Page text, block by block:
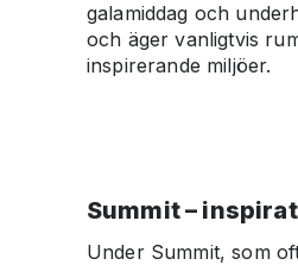
galamiddag och
och äger vanligtvis
inspirerande miljöer.
Summit –
Under Summit, som